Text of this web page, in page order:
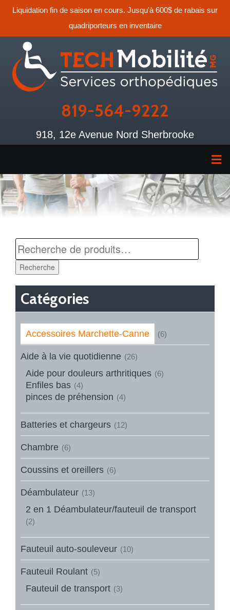
Liquidation fin de saison en cours. Jusqu'à 600$ de rabais sur
quadriporteurs en inventaire
819-564-9222
918, 12e Avenue Nord Sherbrooke
Recherche
Catégories
Accessoires Marchette-Canne (6)
Aide à la vie quotidienne (26)
Aide pour douleurs arthritiques (6)
Enfiles bas (4)
pinces de préhension (4)
Batteries et chargeurs (12)
Chambre (6)
Coussins et oreillers (6)
Déambulateur (13)
2 en 1 Déambulateur/fauteuil de transport
(2)
Fauteuil auto-souleveur (10)
Fauteuil Roulant (5)
Fauteuil de transport (3)